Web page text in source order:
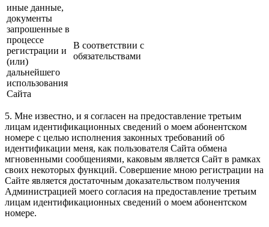
иные данные,
документы
запрошенные в
процессе
регистрации и
(или)
дальнейшего
использования
Сайта
В соответствии с
обязательствами
5. Мне известно, и я согласен на предоставление третьим
лицам идентификационных сведений о моем абонентском
номере с целью исполнения законных требований об
идентификации меня, как пользователя Сайта обмена
мгновенными сообщениями, каковым является Сайт в рамках
своих некоторых функций. Совершение мною регистрации на
Сайте является достаточным доказательством получения
Администрацией моего согласия на предоставление третьим
лицам идентификационных сведений о моем абонентском
номере.